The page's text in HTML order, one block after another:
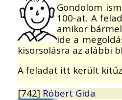
Gondolom
100-at. A
amikor
ide a
kisorsolásra az alábbi
A feladat itt került
[742] Róbert Gida